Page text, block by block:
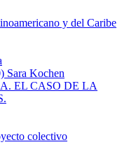
y del Caribe
Sara Kochen
EL CASO DE LA
colectivo